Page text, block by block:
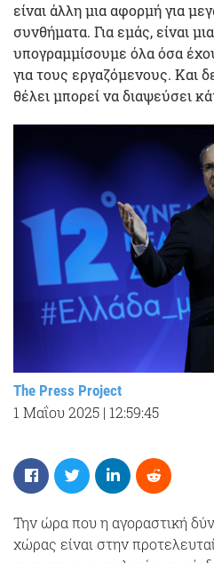
είναι άλλη μια αφορμή για
συνθήματα. Για εμάς, είναι
υπογραμμίσουμε όλα όσα
για τους εργαζόμενους. Και
θέλει μπορεί να διαψεύσει
The Press Project
1 Μαΐου 2025 | 12:59:45
Την ώρα που η αγοραστική
χώρας είναι στην